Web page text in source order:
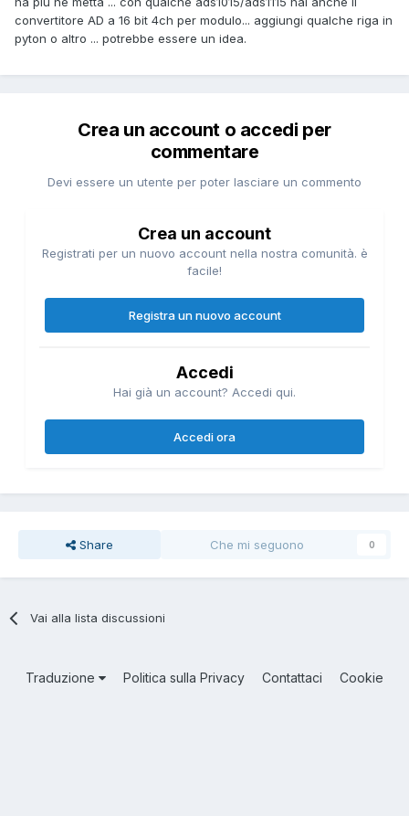
convertitore AD a 16 bit 4ch per modulo... aggiungi qualche riga in
pyton o altro ... potrebbe essere un idea.
Crea un account o accedi per
commentare
Devi essere un utente per poter lasciare un commento
Crea un account
Registrati per un nuovo account nella nostra comunità. è
facile!
Registra un nuovo account
Accedi
Hai già un account? Accedi qui.
Accedi ora
Share Che mi seguono 0
Vai alla lista discussioni
Traduzione Politica sulla Privacy Contattaci Cookie